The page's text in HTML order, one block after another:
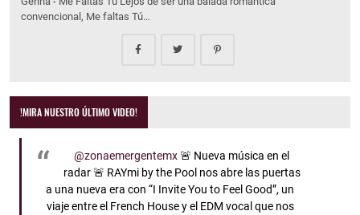
convencional, Me faltas Tú…
!MIRA NUESTRO ÚLTIMO VIDEO!
@zonaemergentemx🚨 Nueva música en el
radar 🚨 RAYmi by the Pool nos abre las puertas
a una nueva era con “I Invite You to Feel Good”, un
viaje entre el French House y el EDM vocal que nos